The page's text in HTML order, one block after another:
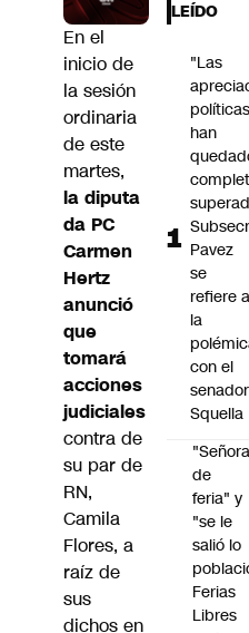
En el
inicio de
la sesión
ordinaria
de este
martes,
la diputa
da PC
Carmen
Hertz
anunció
que
tomará
acciones
judiciales
contra de
su par de
RN,
Camila
Flores, a
raíz de
sus
dichos en
LEÍDO
"Las
han
Pavez
se
refiere a
la
con el
senador
Squella
"Señora
de
feria" y
"se le
salió lo
Ferias
Libres